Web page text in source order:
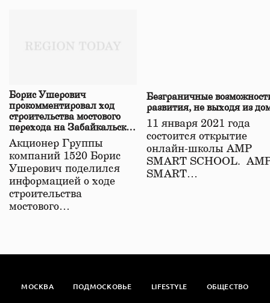
Борис Ушерович
прокомментировал ход
строительства мостового
перехода на Забайкальской
железной дороге
Акционер Группы
компаний 1520 Борис
Ушерович поделился
информацией о ходе
строительства
мостового…
Безграничные
развития, не выходя из
11 января 2021 года
состоится открытие
онлайн-школы АМР
SMART SCHOOL.
SMART…
МОСКВА ПОДМОСКОВЬЕ LIFESTYLE ОБЩЕСТВО